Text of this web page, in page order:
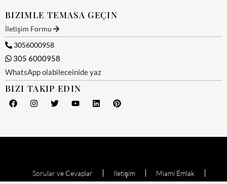
BIZIMLE TEMASA GEÇIN
İletişim Formu
3056000958
305 6000958
WhatsApp olabileceinide yaz
BIZI TAKIP EDIN
Sorular ve Cevaplar Iletişim Miami Emlak